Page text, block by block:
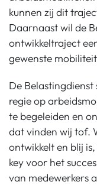
kunnen zij dit
Daarnaast wil de
ontwikkeltraject
gewenste
De
regie op
te begeleiden en
dat vinden wij tof.
ontwikkelt en blij
key voor het
van medewerkers